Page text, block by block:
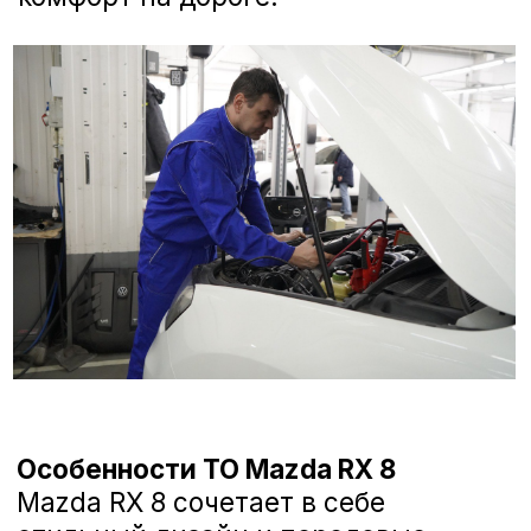
Регулировка развал-схождения Mazda RX 8
Замена шаровой опоры Mazda RX 8
Замена подшипника ступицы Mazda RX 8
Замена рулевого наконечника Mazda RX 8
гарантии.
учетом особенностей модели и
вашего стиля вождения.
Стоимость ТО Mazda RX 8
Цена технического обслуживания
зависит от перечня работ и
расходных материалов. Применение
оригинальных деталей помогает
сохранить надежность и
динамические характеристики
автомобиля. Узнать стоимость и
записаться на ТО вы можете у
официального дилера Mazda в
Воронеже.
Mazda RX 8 — это не просто
автомобиль, а воплощение вашего
стиля и комфорта. Регулярное